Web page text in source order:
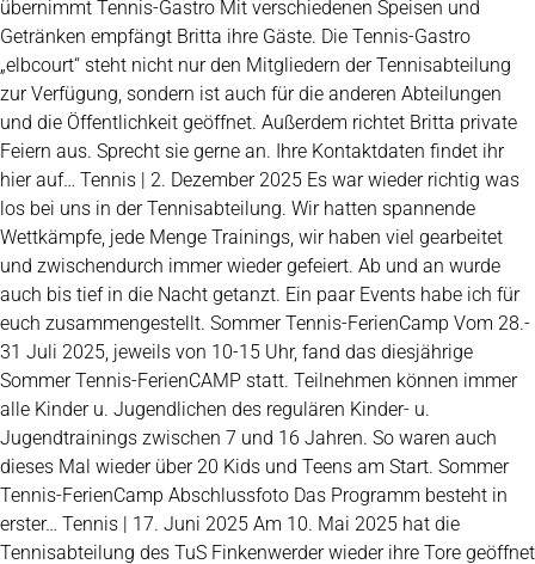
übernimmt Tennis-Gastro Mit verschiedenen Speisen und
Getränken empfängt Britta ihre Gäste. Die Tennis-Gastro
„elbcourt“ steht nicht nur den Mitgliedern der Tennisabteilung
zur Verfügung, sondern ist auch für die anderen Abteilungen
und die Öffentlichkeit geöffnet. Außerdem richtet Britta private
Feiern aus. Sprecht sie gerne an. Ihre Kontaktdaten findet ihr
hier auf… Tennis | 2. Dezember 2025 Es war wieder richtig was
los bei uns in der Tennisabteilung. Wir hatten spannende
Wettkämpfe, jede Menge Trainings, wir haben viel gearbeitet
und zwischendurch immer wieder gefeiert. Ab und an wurde
auch bis tief in die Nacht getanzt. Ein paar Events habe ich für
euch zusammengestellt. Sommer Tennis-FerienCamp Vom 28.-
31 Juli 2025, jeweils von 10-15 Uhr, fand das diesjährige
Sommer Tennis-FerienCAMP statt. Teilnehmen können immer
alle Kinder u. Jugendlichen des regulären Kinder- u.
Jugendtrainings zwischen 7 und 16 Jahren. So waren auch
dieses Mal wieder über 20 Kids und Teens am Start. Sommer
Tennis-FerienCamp Abschlussfoto Das Programm besteht in
erster… Tennis | 17. Juni 2025 Am 10. Mai 2025 hat die
Tennisabteilung des TuS Finkenwerder wieder ihre Tore geöffnet